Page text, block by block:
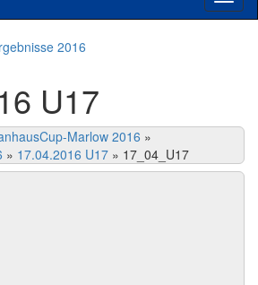
2016
U17
Marlow 2016 »
» 17.04.2016 U17 » 17_04_U17